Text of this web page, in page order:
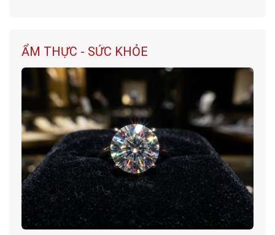
ẨM THỰC - SỨC KHỎE